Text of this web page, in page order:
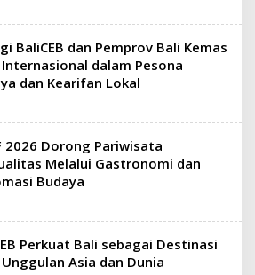
BaliCEB dan Pemprov Bali Kemas
Internasional dalam Pesona
dan Kearifan Lokal
2026 Dorong Pariwisata
Melalui Gastronomi dan
Budaya
Perkuat Bali sebagai Destinasi
Unggulan Asia dan Dunia